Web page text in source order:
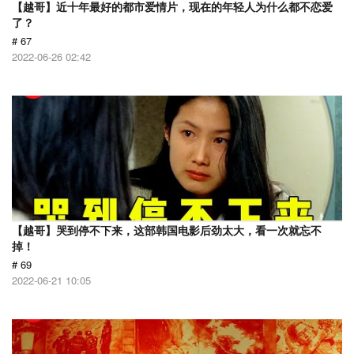
【越哥】近十年最好的都市爱情片，现在的年轻人为什么都不恋爱
了？
# 67
2022-06-26 02:42
【越哥】哭到停不下来，这部韩国电影后劲太大，看一次就忘不
掉！
# 69
2022-06-21 10:05